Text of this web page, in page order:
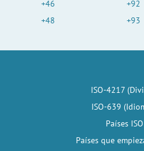
+46
+48
+92
+93
ISO-4217
ISO-639
Países ISO
Países que